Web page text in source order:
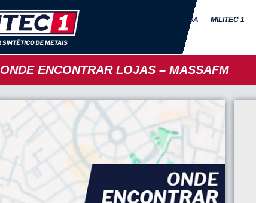
EMPRESA MILITEC 1
ONDE ENCONTRAR LOJAS – MASSAFM